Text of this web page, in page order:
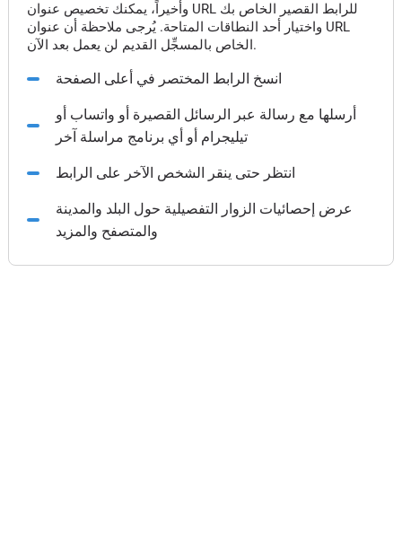
وأخيراً، يمكنك تخصيص عنوان URL للرابط القصير الخاص بك
واختيار أحد النطاقات المتاحة. يُرجى ملاحظة أن عنوان URL
الخاص بالمسجِّل القديم لن يعمل بعد الآن.
انسخ الرابط المختصر في أعلى الصفحة
أرسلها مع رسالة عبر الرسائل القصيرة أو واتساب أو
تيليجرام أو أي برنامج مراسلة آخر
انتظر حتى ينقر الشخص الآخر على الرابط
عرض إحصائيات الزوار التفصيلية حول البلد والمدينة
والمتصفح والمزيد